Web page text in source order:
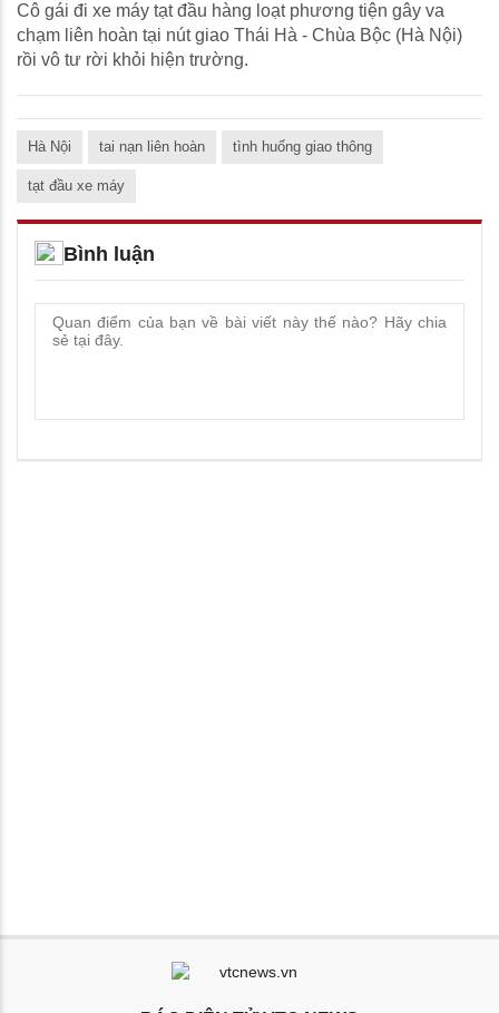
Cô gái đi xe máy tạt đầu hàng loạt phương tiện gây va
chạm liên hoàn tại nút giao Thái Hà - Chùa Bộc (Hà Nội)
rồi vô tư rời khỏi hiện trường.
Hà Nội tai nạn liên hoàn tình huống giao thông
tạt đầu xe máy
Bình luận